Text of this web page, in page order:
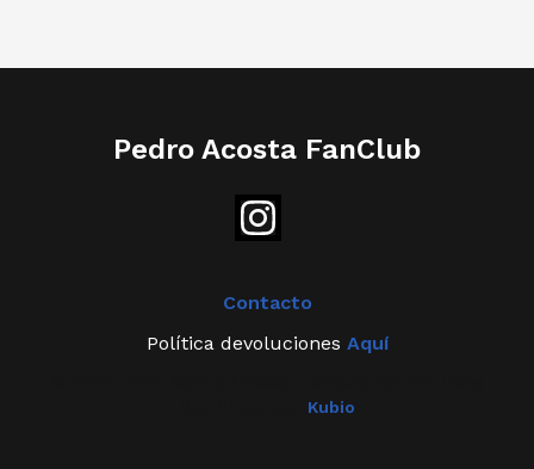
Pedro Acosta FanClub
Contacto
Política devoluciones Aquí
Kubio